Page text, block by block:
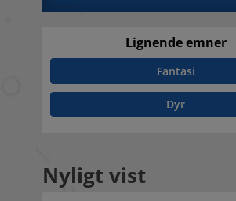
Lignende emner
Fantasi
Dyr
Nyligt vist